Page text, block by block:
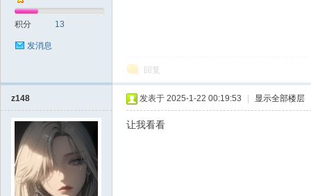
积分 13
发消息
回复
z148 发表于 2025-1-22 00:19:53 显示全部楼层
让我看看